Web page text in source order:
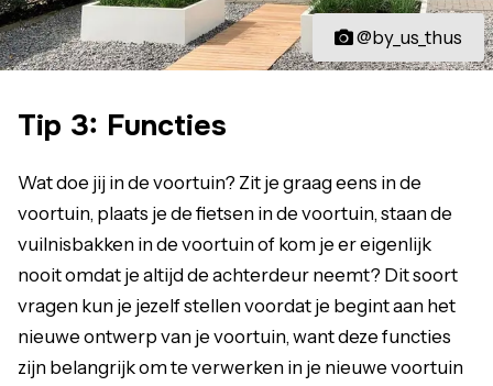
@by_us_thus
Tip 3: Functies
Wat doe jij in de voortuin? Zit je graag eens in de
voortuin, plaats je de fietsen in de voortuin, staan de
vuilnisbakken in de voortuin of kom je er eigenlijk
nooit omdat je altijd de achterdeur neemt? Dit soort
vragen kun je jezelf stellen voordat je begint aan het
nieuwe ontwerp van je voortuin, want deze functies
zijn belangrijk om te verwerken in je nieuwe voortuin